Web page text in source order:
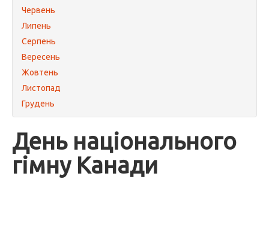
Червень
Липень
Серпень
Вересень
Жовтень
Листопад
Грудень
День національного
гімну Канади